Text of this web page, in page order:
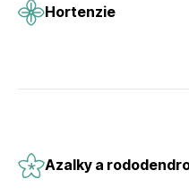
Hortenzie
Azalky a